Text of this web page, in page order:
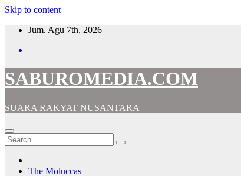
Skip to content
Jum. Agu 7th, 2026
SABUROMEDIA.COM
SUARA RAKYAT NUSANTARA
The Moluccas